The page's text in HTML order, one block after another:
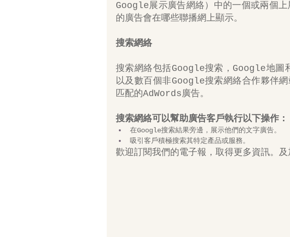
Google展示廣告網絡）中的一個或兩個
的廣告會在哪些聯播網上顯示。
搜索網絡
搜索網絡包括Google搜索，Google地圖
以及數百個非Google搜索網絡合作夥伴
匹配的AdWords廣告。
搜索網絡可以幫助廣告客戶執行以下操作：
在Google搜索結果旁邊，展示他們的文字廣告。
吸引客戶積極搜索其特定產品或服務。
歡迎訂閱我們的電子報，取得更多資訊。及